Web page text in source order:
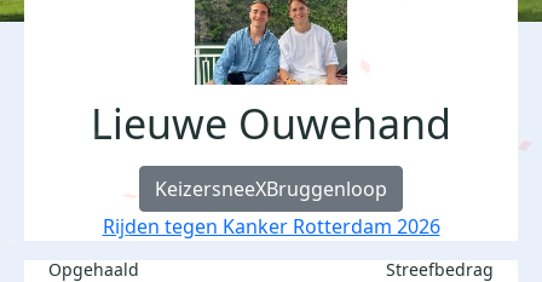
Lieuwe Ouwehand
KeizersneeXBruggenloop
Rijden tegen Kanker Rotterdam 2026
Opgehaald Streefbedrag